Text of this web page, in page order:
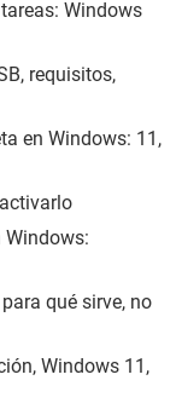
Windows
requisitos,
en Windows: 11,
Windows:
qué sirve, no
Windows 11,